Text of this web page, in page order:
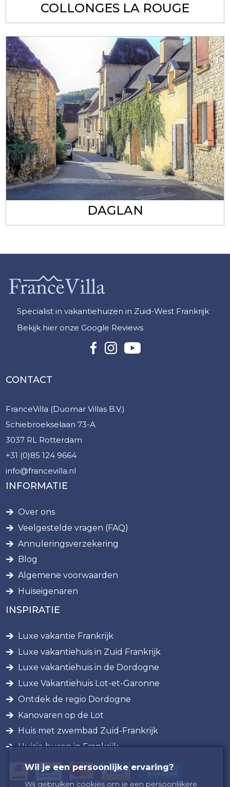
COLLONGES LA ROUGE
DAGLAN
Specialist in vakantiehuizen in Zuid-West Frankrijk
Bekijk hier onze Google Reviews
CONTACT
FranceVilla (Duomar Villas B.V.)
Schiebroekselaan 73-A
3037 RL Rotterdam
+31 (0)85 124 9664
info@francevilla.nl
INFORMATIE
Over ons
Veelgestelde vragen (FAQ)
Annuleringsverzekering
Blog
Algemene voorwaarden
Huiseigenaren
INSPIRATIE
Luxe vakantie Frankrijk
Luxe vakantiehuis in Zuid Frankrijk
Luxe vakantiehuis in de Dordogne
Luxe Vakantiehuis Lot-et-Garonne
Ontdek de regio Dordogne
Kanovaren op de Lot
Huis met zwembad Zuid-Frankrijk
Huisje huren in Frankrijk
Wil je een persoonlijke ervaring?
Wij gebruiken cookies om je een persoonlijkere